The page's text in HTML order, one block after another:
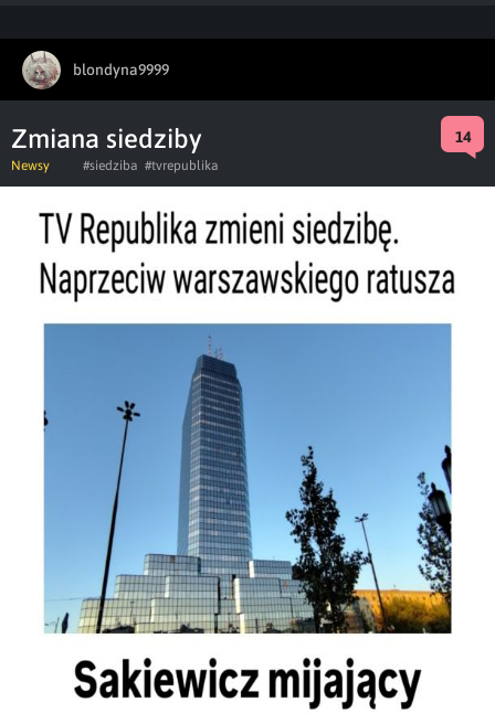
blondyna9999
Zmiana siedziby 14
Newsy #siedziba #tvrepublika